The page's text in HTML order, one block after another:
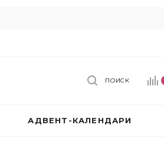
ПОИСК
АДВЕНТ-КАЛЕНДАРИ